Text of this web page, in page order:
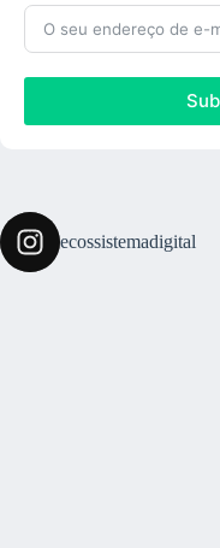
ecossistemadigital